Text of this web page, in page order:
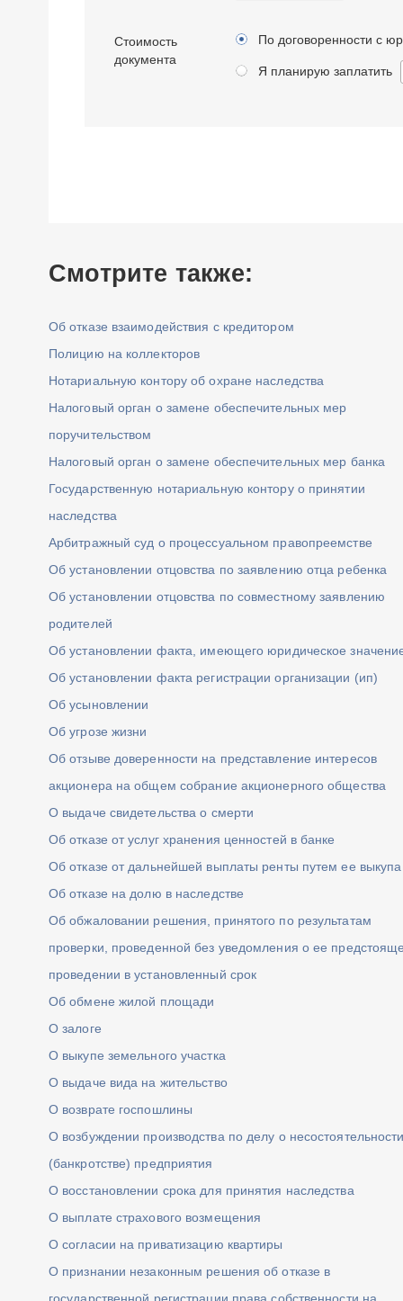
Стоимость
документа
По договоренности с
Я планирую заплатить
Смотрите также:
Об отказе взаимодействия с кредитором
Полицию на коллекторов
Нотариальную контору об охране наследства
Налоговый орган о замене обеспечительных мер
поручительством
Налоговый орган о замене обеспечительных мер банка
Государственную нотариальную контору о принятии
наследства
Арбитражный суд о процессуальном правопреемстве
Об установлении отцовства по заявлению отца ребенка
Об установлении отцовства по совместному заявлению
родителей
Об установлении факта, имеющего юридическое
Об установлении факта регистрации организации (ип)
Об усыновлении
Об угрозе жизни
Об отзыве доверенности на представление интересов
акционера на общем собрание акционерного общества
О выдаче свидетельства о смерти
Об отказе от услуг хранения ценностей в банке
Об отказе от дальнейшей выплаты ренты путем ее выкупа
Об отказе на долю в наследстве
Об обжаловании решения, принятого по результатам
проверки, проведенной без уведомления о ее
проведении в установленный срок
Об обмене жилой площади
О залоге
О выкупе земельного участка
О выдаче вида на жительство
О возврате госпошлины
О возбуждении производства по делу о
(банкротстве) предприятия
О восстановлении срока для принятия наследства
О выплате страхового возмещения
О согласии на приватизацию квартиры
О признании незаконным решения об отказе в